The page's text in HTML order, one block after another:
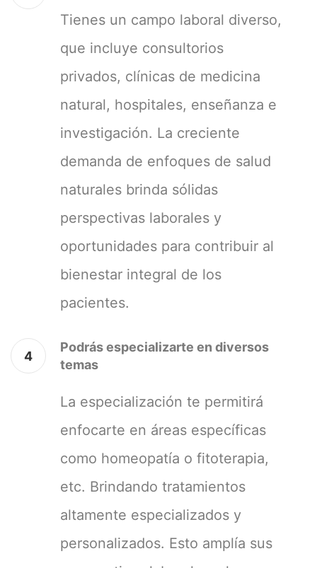
Tienes un campo laboral diverso,
que incluye consultorios
privados, clínicas de medicina
natural, hospitales, enseñanza e
investigación. La creciente
demanda de enfoques de salud
naturales brinda sólidas
perspectivas laborales y
oportunidades para contribuir al
bienestar integral de los
pacientes.
4
Podrás especializarte en diversos
temas
La especialización te permitirá
enfocarte en áreas específicas
como homeopatía o fitoterapia,
etc. Brindando tratamientos
altamente especializados y
personalizados. Esto amplía sus